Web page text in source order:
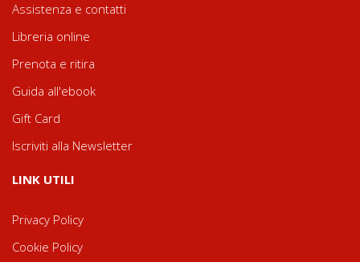
Assistenza e contatti
Libreria online
Prenota e ritira
Guida all'ebook
Gift Card
Iscriviti alla Newsletter
LINK UTILI
Privacy Policy
Cookie Policy